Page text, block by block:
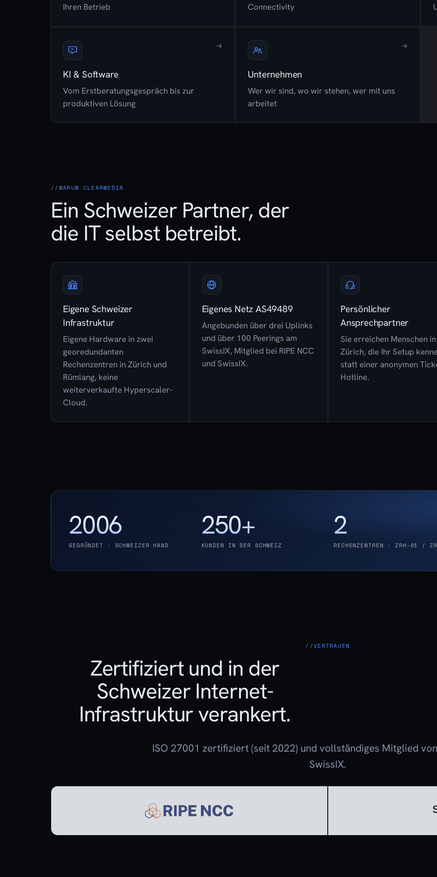
Ihren Betrieb
Connectivity
KI & Software
Vom Erstberatungsgespräch bis zur
produktiven Lösung
→
Unternehmen
Wer wir sind, wo wir stehen, wer mit uns
arbeitet
→
WARUM CLEARMEDIA
Ein Schweizer Partner, der
die IT selbst betreibt.
Eigene Schweizer
Infrastruktur
Eigene Hardware in zwei
georedundanten
Rechenzentren in Zürich und
Rümlang, keine
weiterverkaufte Hyperscaler-
Cloud.
Eigenes Netz AS49489
Angebunden über drei Uplinks
und über 100 Peerings am
SwissIX, Mitglied bei RIPE NCC
und SwissIX.
Persönlicher
Ansprechpartner
Sie erreichen Menschen in
Zürich, die Ihr Setup
statt einer anonymen
Hotline.
2006
GEGRÜNDET · SCHWEIZER HAND
250+
KUNDEN IN DER SCHWEIZ
2
RECHENZENTREN · ZRH-01 /
VERTRAUEN
Zertifiziert und in der
Schweizer Internet-
Infrastruktur verankert.
ISO 27001 zertifiziert (seit 2022) und vollständiges Mitglied von
SwissIX.